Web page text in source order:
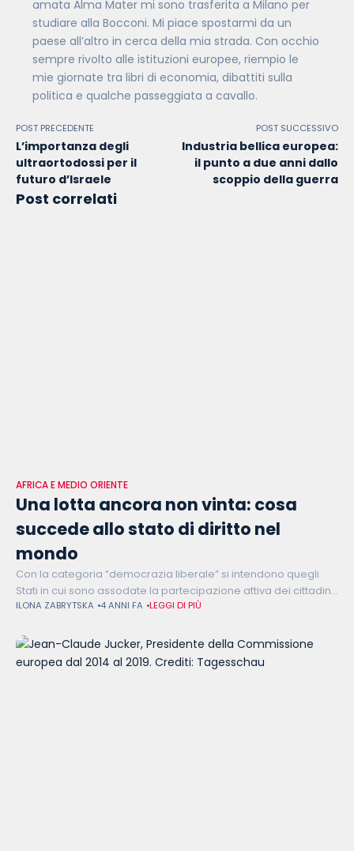
amata Alma Mater mi sono trasferita a Milano per
studiare alla Bocconi. Mi piace spostarmi da un
paese all’altro in cerca della mia strada. Con occhio
sempre rivolto alle istituzioni europee, riempio le
mie giornate tra libri di economia, dibattiti sulla
politica e qualche passeggiata a cavallo.
POST PRECEDENTE
L’importanza degli
ultraortodossi per il
futuro d’Israele
POST SUCCESSIVO
Industria bellica europea:
il punto a due anni dallo
scoppio della guerra
Post correlati
AFRICA E MEDIO ORIENTE
Una lotta ancora non vinta: cosa
succede allo stato di diritto nel
mondo
Con la categoria “democrazia liberale” si intendono quegli
Stati in cui sono assodate la partecipazione attiva dei cittadini
alla politica e il godimento di uno stato di diritto (rule of
ILONA ZABRYTSKA 4 ANNI FA LEGGI DI PIÙ